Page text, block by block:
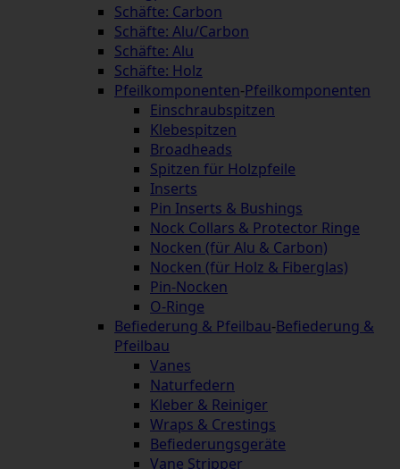
Schäfte: Carbon
Schäfte: Alu/Carbon
Schäfte: Alu
Schäfte: Holz
Pfeilkomponenten-Pfeilkomponenten
Einschraubspitzen
Klebespitzen
Broadheads
Spitzen für Holzpfeile
Inserts
Pin Inserts & Bushings
Nock Collars & Protector Ringe
Nocken (für Alu & Carbon)
Nocken (für Holz & Fiberglas)
Pin-Nocken
O-Ringe
Befiederung & Pfeilbau-Befiederung &
Pfeilbau
Vanes
Naturfedern
Kleber & Reiniger
Wraps & Crestings
Befiederungsgeräte
Vane Stripper